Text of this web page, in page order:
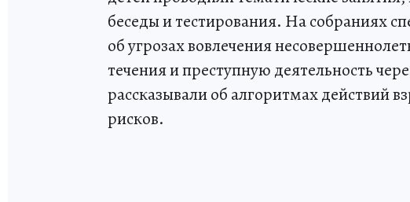
беседы и тестирования. На собраниях
об угрозах вовлечения
течения и преступную деятельность
рассказывали об алгоритмах действий
рисков.